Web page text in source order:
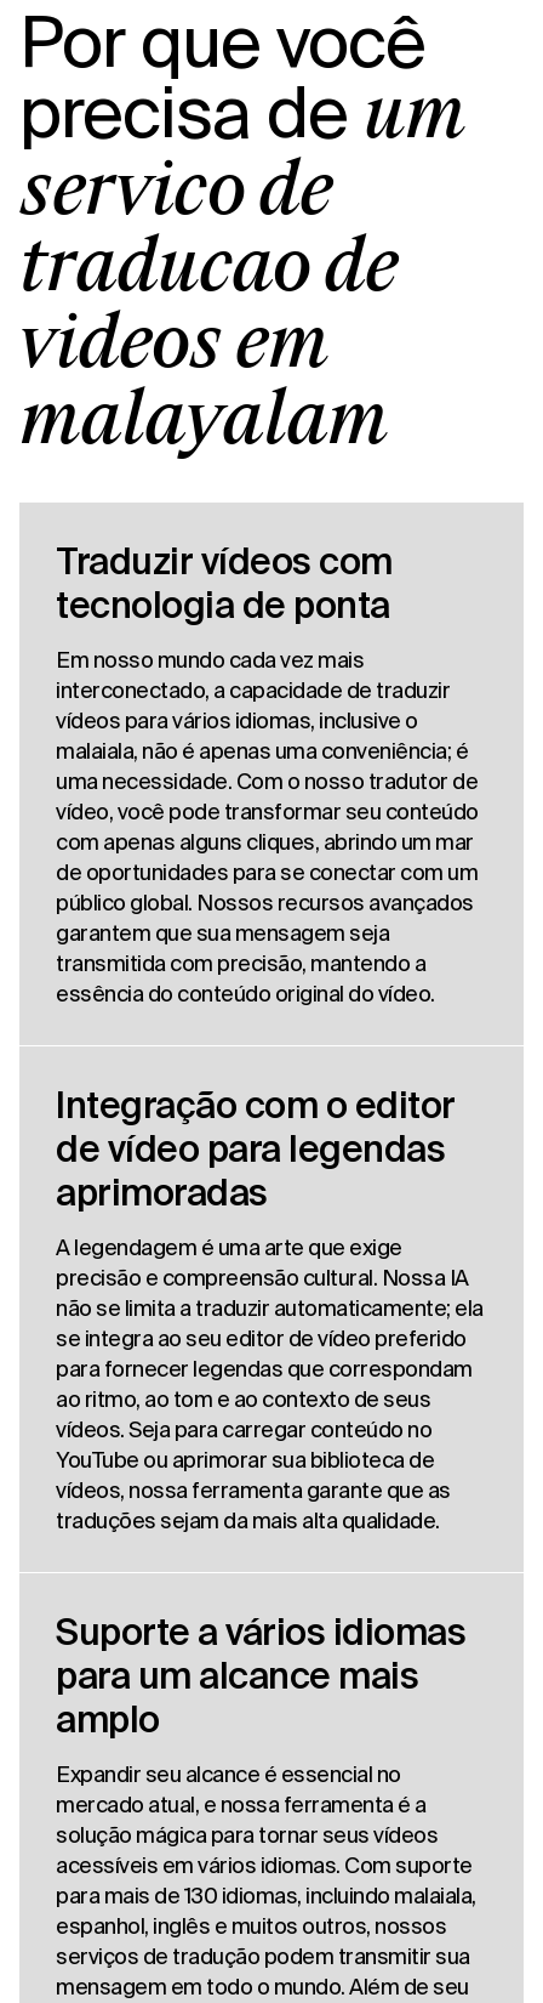
Por que você
precisa de um
serviço de
tradução de
vídeos em
malayalam
Traduzir vídeos com
tecnologia de ponta
Em nosso mundo cada vez mais
interconectado, a capacidade de traduzir
vídeos para vários idiomas, inclusive o
malaiala, não é apenas uma conveniência; é
uma necessidade. Com o nosso tradutor de
vídeo, você pode transformar seu conteúdo
com apenas alguns cliques, abrindo um mar
de oportunidades para se conectar com um
público global. Nossos recursos avançados
garantem que sua mensagem seja
transmitida com precisão, mantendo a
essência do conteúdo original do vídeo.
Integração com o editor
de vídeo para legendas
aprimoradas
A legendagem é uma arte que exige
precisão e compreensão cultural. Nossa IA
não se limita a traduzir automaticamente; ela
se integra ao seu editor de vídeo preferido
para fornecer legendas que correspondam
ao ritmo, ao tom e ao contexto de seus
vídeos. Seja para carregar conteúdo no
YouTube ou aprimorar sua biblioteca de
vídeos, nossa ferramenta garante que as
traduções sejam da mais alta qualidade.
Suporte a vários idiomas
para um alcance mais
amplo
Expandir seu alcance é essencial no
mercado atual, e nossa ferramenta é a
solução mágica para tornar seus vídeos
acessíveis em vários idiomas. Com suporte
para mais de 130 idiomas, incluindo malaiala,
espanhol, inglês e muitos outros, nossos
serviços de tradução podem transmitir sua
mensagem em todo o mundo. Além de seu